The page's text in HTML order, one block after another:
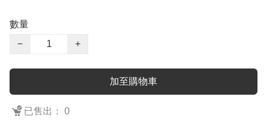
數量
−
+
加至購物車
已售出： 0